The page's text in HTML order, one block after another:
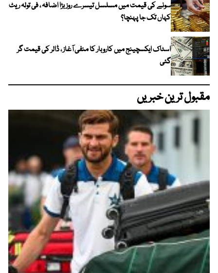
سونے کی قیمت میں مسلسل تیسرے روز بڑا اضافہ ، فی تولہ ریٹ
کہاں تک جا پہنچا؟
اسٹاک ایکسچینج میں کاروبار کا منفی آغاز ، ڈالر کی قیمت گر
گئی
مقبول ترین خبریں